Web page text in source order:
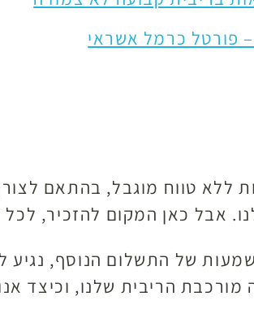
פורטל כרמל אשראי
ללא טווח מוגבל, בהתאם
אבל כאן המקום להזכיר,
של התשלום הנוסף,
הריבית שלנו, וכיצד